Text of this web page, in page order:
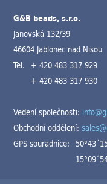
G&B beads, s.r.o.
Janovská 132/39
46604 Jablonec nad Nisou
Tel. + 420 483 317 929
+ 420 483 317 930
Vedení společnosti:
Obchodní oddělení:
GPS souradnice: